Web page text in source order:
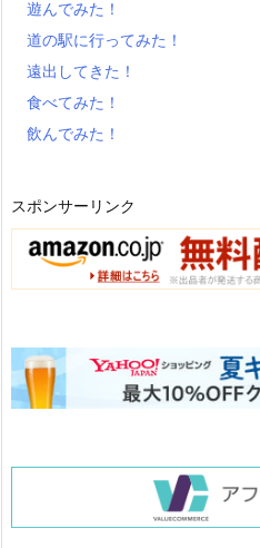
遊んでみた！
道の駅に行ってみた！
遠出してきた！
食べてみた！
飲んでみた！
スポンサーリンク